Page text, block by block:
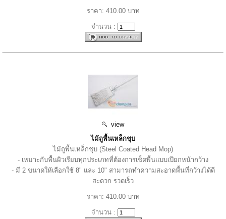
ราคา: 410.00 บาท
จำนวน :
view
ไม้ถูพื้นเหล็กชุบ
ไม้ถูพื้นเหล็กชุบ (Steel Coated Head Mop)
- เหมาะกับพื้นผิวเรียบทุกประเภทที่ต้องการเช็ดพื้นแบบเปียกหน้ากว้าง
- มี 2 ขนาดให้เลือกใช้ 8" และ 10" สามารถทำความสะอาดพื้นที่กว้างได้ดี
สะดวก รวดเร็ว
ราคา: 410.00 บาท
จำนวน :